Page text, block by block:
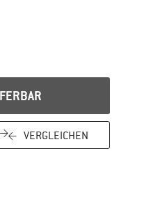
VERGLEICHEN
hier zu den Rückgabe-Richtlinien
Infos hier! Öffnet sich in